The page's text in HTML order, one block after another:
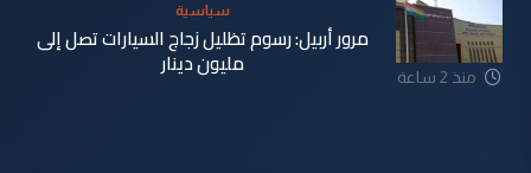
منذ 2 ساعة
سياسية
مرور أربيل: رسوم تظليل زجاج السيارات تصل إلى
مليون دينار